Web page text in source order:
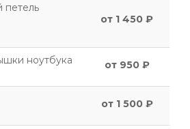
петель
от 1 450 ₽
ноутбука
от 950 ₽
от 1 500 ₽